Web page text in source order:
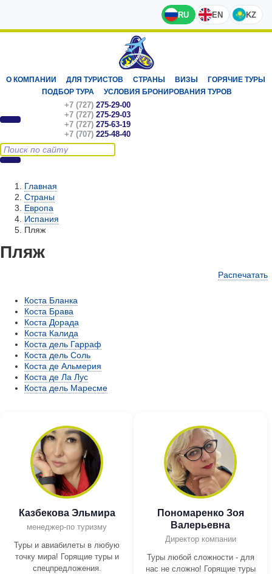
RU EN KZ
О КОМПАНИИ ДЛЯ ТУРИСТОВ СТРАНЫ ВИЗЫ
ГОРЯЧИЕ ТУРЫ
ПОДБОР ТУРА
УСЛОВИЯ БРОНИРОВАНИЯ ТУРОВ
+7 (727) 275-29-00
+7 (727) 275-29-03
+7 (727) 275-63-19
+7 (707) 225-48-40
Главная
Страны
Европа
Испания
Пляж
Пляж
Распечатать
Коста Бланка
Коста Брава
Коста Дорада
Коста Калида
Коста дель Гарраф
Коста дель Соль
Коста де Альмерия
Коста де Ла Лус
Коста дель Маресме
Казбекова Эльмира
менеджер-по туризму
Туры и авиабилеты в любую
точку мира! Горящие туры и
спецпредложения.
Пономаренко Зоя
Валерьевна
Директор компании
Туры любой сложности - для
нас не сложно! Горящие туры